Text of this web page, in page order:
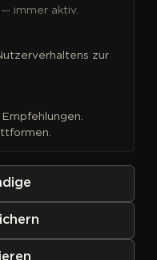
immer aktiv.
zur